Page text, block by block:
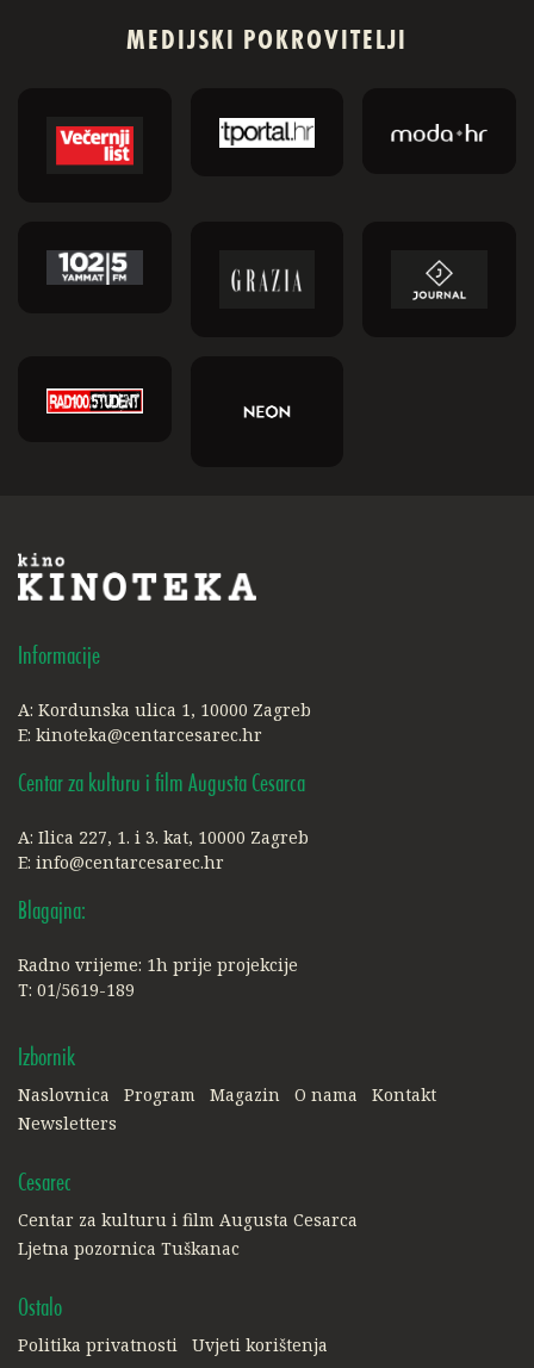
MEDIJSKI POKROVITELJI
Informacije
A: Kordunska ulica 1, 10000 Zagreb
E: kinoteka@centarcesarec.hr
Centar za kulturu i film Augusta Cesarca
A: Ilica 227, 1. i 3. kat, 10000 Zagreb
E: info@centarcesarec.hr
Blagajna:
Radno vrijeme: 1h prije projekcije
T: 01/5619-189
Izbornik
Naslovnica Program Magazin O nama
Kontakt
Newsletters
Cesarec
Centar za kulturu i film Augusta Cesarca
Ljetna pozornica Tuškanac
Ostalo
Politika privatnosti Uvjeti korištenja